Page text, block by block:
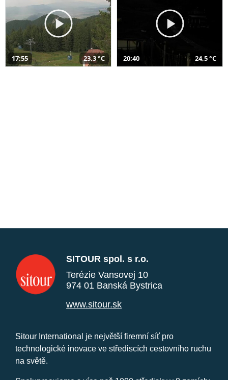
17:55 23,3 °C 20:40 24,5 °C
SITOUR spol. s r.o.
Terézie Vansovej 10
974 01 Banská Bystrica
www.sitour.sk
Sitour International je největší firemní síť pro
technologické inovace ve střediscích cestovního ruchu
na světě.